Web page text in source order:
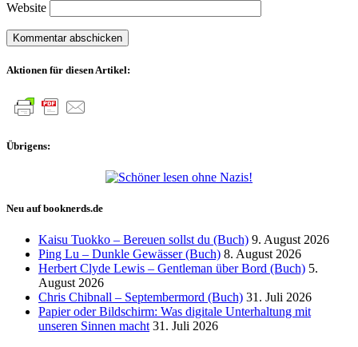
Website
Aktionen für diesen Artikel:
Übrigens:
Neu auf booknerds.de
Kaisu Tuokko – Bereuen sollst du (Buch) 9. August 2026
Ping Lu – Dunkle Gewässer (Buch) 8. August 2026
Herbert Clyde Lewis – Gentleman über Bord (Buch) 5.
August 2026
Chris Chibnall – Septembermord (Buch) 31. Juli 2026
Papier oder Bildschirm: Was digitale Unterhaltung mit
unseren Sinnen macht 31. Juli 2026